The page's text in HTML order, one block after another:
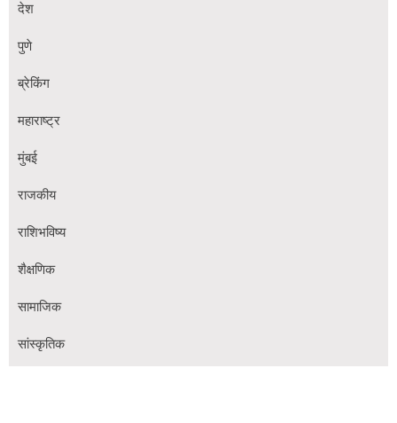
देश
पुणे
ब्रेकिंग
महाराष्ट्र
मुंबई
राजकीय
राशिभविष्य
शैक्षणिक
सामाजिक
सांस्कृतिक